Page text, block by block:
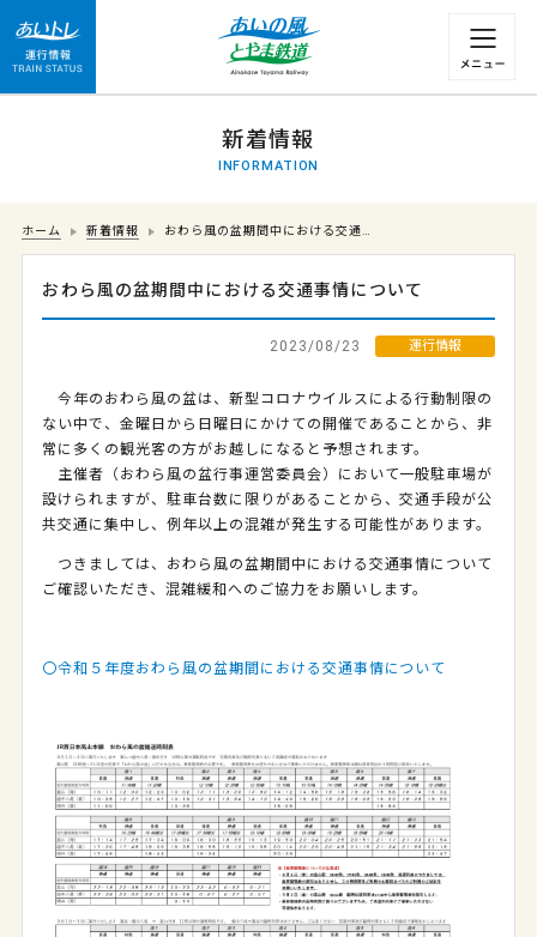
運行情報 列車の遅れ情報等についてはこちら
新着情報
INFORMATION
ホーム 新着情報 おわら風の盆期間中における交通…
おわら風の盆期間中における交通事情について
2023/08/23 運行情報
今年のおわら風の盆は、新型コロナウイルスによる行動制限の
ない中で、金曜日から日曜日にかけての開催であることから、非
常に多くの観光客の方がお越しになると予想されます。
主催者（おわら風の盆行事運営委員会）において一般駐車場が
設けられますが、駐車台数に限りがあることから、交通手段が公
共交通に集中し、例年以上の混雑が発生する可能性があります。
つきましては、おわら風の盆期間中における交通事情について
ご確認いただき、混雑緩和へのご協力をお願いします。
〇令和５年度おわら風の盆期間における交通事情について